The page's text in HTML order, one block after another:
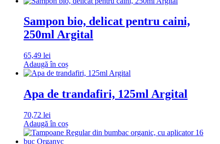
Sampon bio, delicat pentru caini,
250ml Argital
65,49 lei
Adaugă în coș
Apa de trandafiri, 125ml Argital
70,72 lei
Adaugă în coș